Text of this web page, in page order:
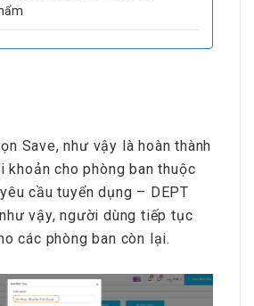
Save, như vậy là hoàn thành
khoản cho phòng ban thuộc
cầu tuyển dụng – DEPT
vậy, người dùng tiếp tục
các phòng ban còn lại.